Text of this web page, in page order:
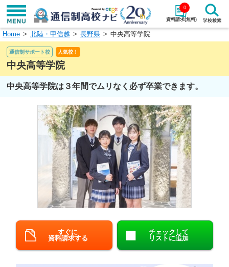
資料請求(無料)
0
学校名で探す
エリアから探す 特徴から探す
エリアを選択して探す
北海道・東北
北陸・甲信越
中国
九州・沖縄
Home 北陸・甲信越 長野県 中央高等学院
通信制サポート校 人気校！
中央高等学院
中央高等学院は３年間でムリなく必ず卒業できます。
すぐに
資料請求する
チェックして
リストに追加